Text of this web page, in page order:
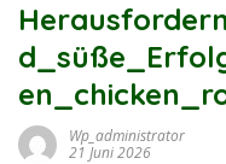
Wp_administrator
21 Juni 2026